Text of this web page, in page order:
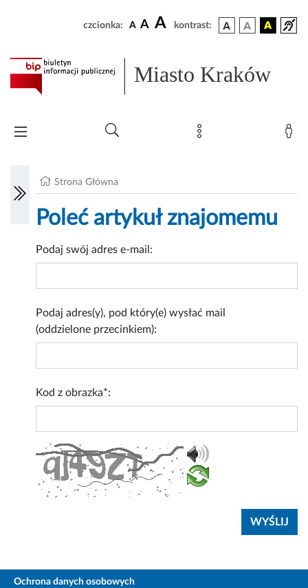
czcionka: A A A kontrast:
Miasto Kraków
Strona Główna
Poleć artykuł znajomemu
Podaj swój adres e-mail:
Podaj adres(y), pod który(e) wysłać mail
(oddzielone przecinkiem):
Kod z obrazka*:
Ochrona danych osobowych